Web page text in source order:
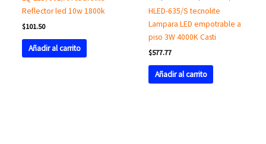
Reflector led 10w 1800k
$101.50
Añadir al carrito
HLED-635/S tecnolite
Lampara LED empotrable a
piso 3W 4000K Casti
$577.77
Añadir al carrito